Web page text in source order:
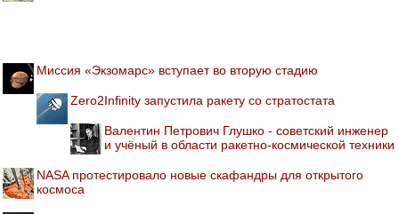
Миссия «Экзомарс» вступает во вторую стадию
Zero2Infinity запустила ракету со стратостата
Валентин Петрович Глушко - советский инженер
и учёный в области ракетно-космической техники
NASA протестировало новые скафандры для открытого
космоса